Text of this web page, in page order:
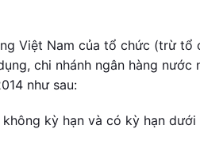
Việt Nam của tổ chức (trừ tổ
chi nhánh ngân hàng
như sau:
kỳ hạn và có kỳ hạn dưới